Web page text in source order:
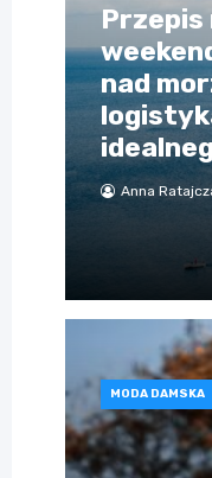
Przepis
nad
Anna
MODA DAMSKA